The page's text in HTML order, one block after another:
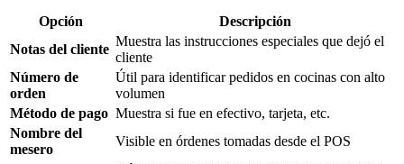
Opción
Descripción
Notas del cliente
Muestra las instrucciones especiales que dejó el
cliente
Número de
orden
Útil para identificar pedidos en cocinas con alto
volumen
Método de pago Muestra si fue en efectivo, tarjeta, etc.
Nombre del
mesero
Visible en órdenes tomadas desde el POS